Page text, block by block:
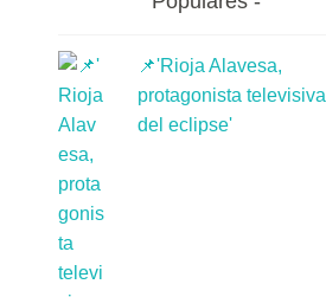
📌'Rioja Alavesa,
protagonista televisiva
del eclipse'